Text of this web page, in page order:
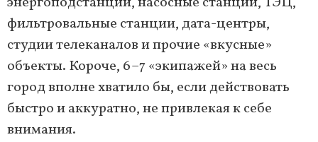
фильтровальные станции, дата-центры,
студии телеканалов и прочие «вкусные»
объекты. Короче, 6–7 «экипажей» на весь
город вполне хватило бы, если действовать
быстро и аккуратно, не привлекая к себе
внимания.